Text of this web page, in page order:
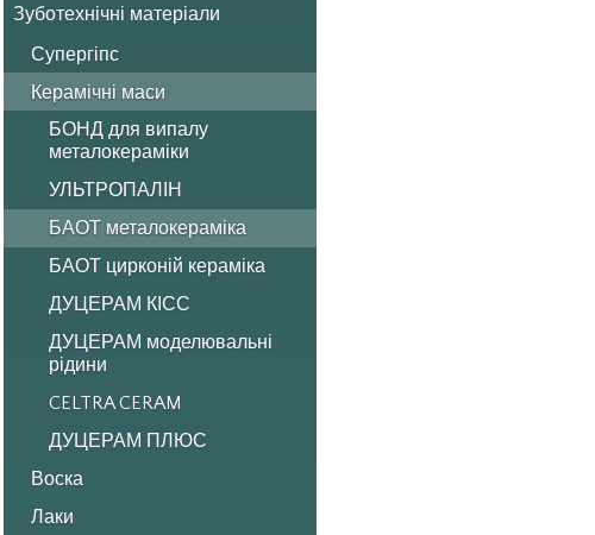
Зуботехнічні матеріали
Супергіпс
Керамічні маси
БОНД для випалу
металокераміки
УЛЬТРОПАЛІН
БАОТ металокераміка
БАОТ цирконій кераміка
ДУЦЕРАМ КІСС
ДУЦЕРАМ моделювальні
рідини
CELTRA CERAM
ДУЦЕРАМ ПЛЮС
Воска
Лаки